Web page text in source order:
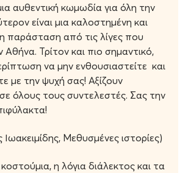
αυθεντική κωμωδία για όλη την
είναι μια καλοστημένη και
παράσταση από τις λίγες που
Αθήνα. Τρίτον και πιο σημαντικό,
να μην ενθουσιαστείτε και
με την ψυχή σας! Αξίζουν
όλους τους συντελεστές. Σας την
Μεθυσμένες ιστορίες)
η λόγια διάλεκτος και τα